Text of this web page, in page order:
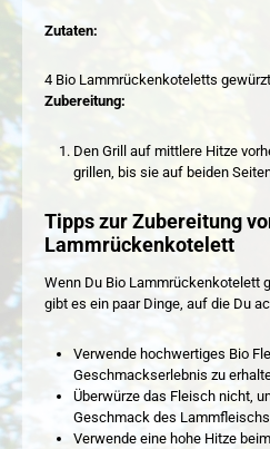
Zutaten:
4 Bio Lammrückenkoteletts
Zubereitung:
Den Grill auf mittlere Hitze
grillen, bis sie auf beiden
Tipps zur Zubereitung
Lammrückenkotelett
Wenn Du Bio Lammrückenkotelett
gibt es ein paar Dinge, auf die Du
Verwende hochwertiges Bio
Geschmackserlebnis zu
Überwürze das Fleisch nicht,
Geschmack des
Verwende eine hohe Hitze